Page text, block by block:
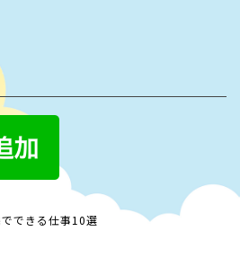
できる仕事10選